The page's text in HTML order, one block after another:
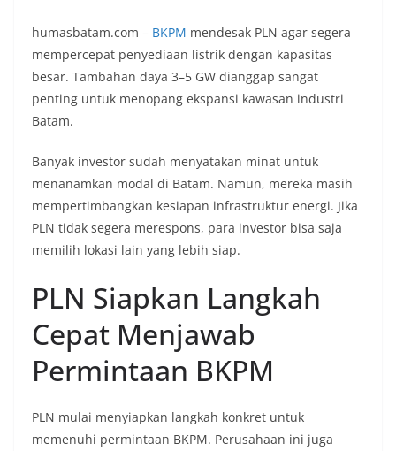
humasbatam.com – BKPM mendesak PLN agar segera
mempercepat penyediaan listrik dengan kapasitas
besar. Tambahan daya 3–5 GW dianggap sangat
penting untuk menopang ekspansi kawasan industri
Batam.
Banyak investor sudah menyatakan minat untuk
menanamkan modal di Batam. Namun, mereka masih
mempertimbangkan kesiapan infrastruktur energi. Jika
PLN tidak segera merespons, para investor bisa saja
memilih lokasi lain yang lebih siap.
PLN Siapkan Langkah
Cepat Menjawab
Permintaan BKPM
PLN mulai menyiapkan langkah konkret untuk
memenuhi permintaan BKPM. Perusahaan ini juga